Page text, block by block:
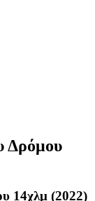
Δρόμου
14χλμ (2022)